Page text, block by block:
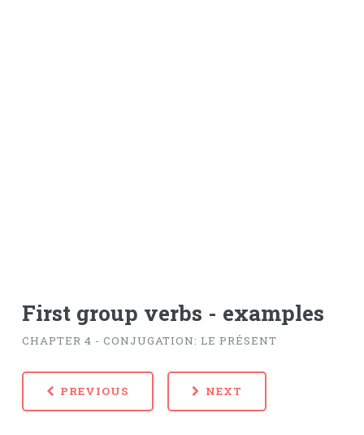
First group verbs - examples
CHAPTER 4 - CONJUGATION: LE PRÉSENT
PREVIOUS NEXT